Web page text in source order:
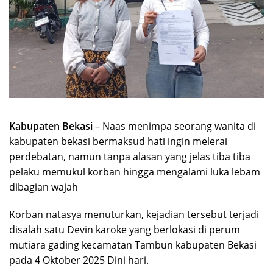
Kabupaten Bekasi– Naas menimpa seorang wanita di
kabupaten bekasi bermaksud hati ingin melerai
perdebatan, namun tanpa alasan yang jelas tiba tiba
pelaku memukul korban hingga mengalami luka lebam
dibagian wajah
Korban natasya menuturkan, kejadian tersebut terjadi
disalah satu Devin karoke yang berlokasi di perum
mutiara gading kecamatan Tambun kabupaten Bekasi
pada 4 Oktober 2025 Dini hari.